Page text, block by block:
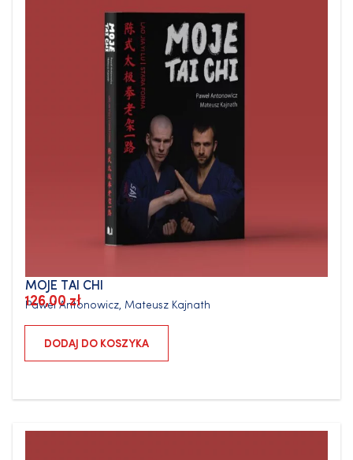
MOJE TAI CHI
Paweł Antonowicz, Mateusz Kajnath
126,00zł
DODAJ DO KOSZYKA